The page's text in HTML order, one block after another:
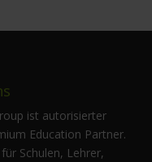
ist autorisierter
Education Partner.
Schulen, Lehrer,